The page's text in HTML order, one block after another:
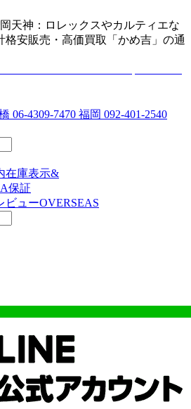
天神：ロレックスやカルティエな
格安販売・高価買取「かめ吉」の通
06-4309-7470 福岡 092-401-2540
在庫表示&
保証
ビューOVERSEAS